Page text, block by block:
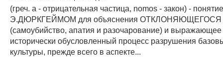
(греч. a - отрицательная частица, nomos - закон) -
Э.ДЮРКГЕЙМОМ для объяснения
(самоубийство, апатия и разочарование) и выражающее
исторически обусловленный процесс разрушения
культуры, прежде всего в аспекте...